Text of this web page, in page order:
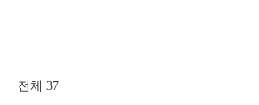
전체 37